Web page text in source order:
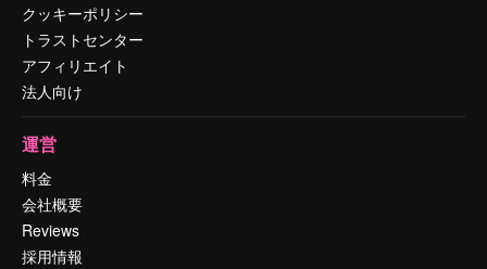
クッキーポリシー
トラストセンター
アフィリエイト
法人向け
運営
料金
会社概要
Reviews
採用情報